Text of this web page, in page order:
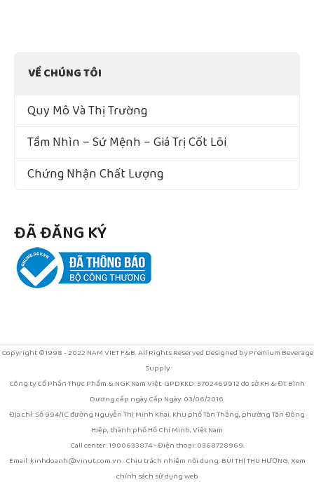
VỀ CHÚNG TÔI
Quy Mô Và Thị Trường
Tầm Nhìn – Sứ Mệnh – Giá Trị Cốt Lõi
Chứng Nhận Chất Lượng
ĐÃ ĐĂNG KÝ
Copyright ©1998 - 2022 NAM VIET F&B. All Rights Reserved Designed by Premium Beverage
Supply
Công ty Cổ Phần Thực Phẩm & NGK Nam Việt. GPDKKD: 3702469912 do sở KH & ĐT Bình
Dương cấp ngày Cấp Ngày: 03/06/2016.
Địa chỉ: Số 994/1C đường Nguyễn Thị Minh Khai, Khu phố Tân Thắng, phường Tân Đông
Hiệp, thành phố Hồ Chí Minh, Việt Nam
Call center: 1900633874 - Điện thoại: 0368728969.
Email: kinhdoanh@vinut.com.vn . Chịu trách nhiệm nội dung: BÙI THỊ THU HƯƠNG. Xem
chính sách sử dụng web